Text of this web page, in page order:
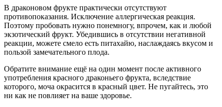
В драконовом фрукте практически отсутствуют
противопоказания. Исключение аллергическая реакция.
Поэтому пробовать нужно понемногу, впрочем, как и любой
экзотический фрукт. Убедившись в отсутствии негативной
реакции, можете смело есть питахайю, наслаждаясь вкусом и
пользой замечательного плода.
Обратите внимание ещё на один момент после активного
употребления красного драконьего фрукта, вследствие
которого, моча окрасится в красный цвет. Не пугайтесь, это
ни как не повлияет на ваше здоровье.